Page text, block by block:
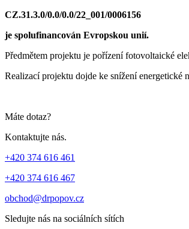
CZ.31.3.0/0.0/0.0/22_001/0006156
je spolufinancován Evropskou unií.
Předmětem projektu je pořízení fotovoltaické
Realizací projektu dojde ke snížení energetické
Máte dotaz?
Kontaktujte nás.
+420 374 616 461
+420 374 616 467
obchod@drpopov.cz
Sledujte nás na sociálních sítích